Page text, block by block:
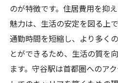
のが特徴です。住居費用を抑
魅力は、生活の安定を図る上
通勤時間を短縮し、より多く
とができるため、生活の質を
ます。守谷駅は首都圏へのア